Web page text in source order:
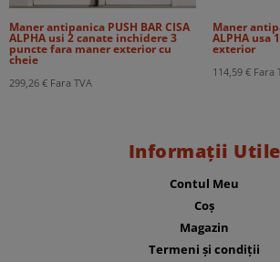
Maner antipanica PUSH BAR CISA
ALPHA usi 2 canate inchidere 3
puncte fara maner exterior cu
cheie
299,26 € Fara TVA
Maner
ALPHA usa
exterior
114,59 € Fara
Informații Utile
Contul Meu
Coș
Magazin
Termeni și condiții